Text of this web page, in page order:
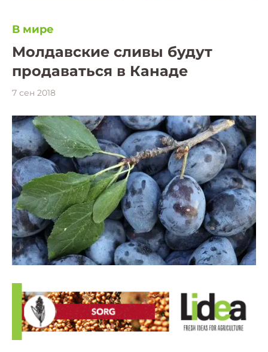
В мире
Молдавские сливы будут
продаваться в Канаде
7 сен 2018